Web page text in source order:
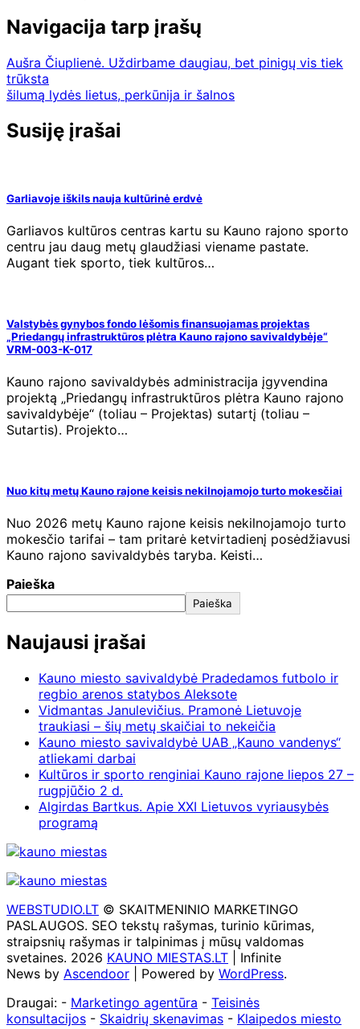
Navigacija tarp įrašų
Aušra Čiuplienė. Uždirbame daugiau, bet pinigų vis tiek
trūksta
šilumą lydės lietus, perkūnija ir šalnos
Susiję įrašai
Garliavoje iškils nauja kultūrinė erdvė
Garliavos kultūros centras kartu su Kauno rajono sporto
centru jau daug metų glaudžiasi viename pastate.
Augant tiek sporto, tiek kultūros…
Valstybės gynybos fondo lėšomis finansuojamas projektas
„Priedangų infrastruktūros plėtra Kauno rajono savivaldybėje“
VRM-003-K-017
Kauno rajono savivaldybės administracija įgyvendina
projektą „Priedangų infrastruktūros plėtra Kauno rajono
savivaldybėje“ (toliau – Projektas) sutartį (toliau –
Sutartis). Projekto…
Nuo kitų metų Kauno rajone keisis nekilnojamojo turto mokesčiai
Nuo 2026 metų Kauno rajone keisis nekilnojamojo turto
mokesčio tarifai – tam pritarė ketvirtadienį posėdžiavusi
Kauno rajono savivaldybės taryba. Keisti…
Paieška
Paieška
Naujausi įrašai
Kauno miesto savivaldybė Pradedamos futbolo ir
regbio arenos statybos Aleksote
Vidmantas Janulevičius. Pramonė Lietuvoje
traukiasi – šių metų skaičiai to nekeičia
Kauno miesto savivaldybė UAB „Kauno vandenys“
atliekami darbai
Kultūros ir sporto renginiai Kauno rajone liepos 27 –
rugpjūčio 2 d.
Algirdas Bartkus. Apie XXI Lietuvos vyriausybės
programą
WEBSTUDIO.LT © SKAITMENINIO MARKETINGO
PASLAUGOS. SEO tekstų rašymas, turinio kūrimas,
straipsnių rašymas ir talpinimas į mūsų valdomas
svetaines. 2026 KAUNO MIESTAS.LT | Infinite
News by Ascendoor | Powered by WordPress.
Draugai: - Marketingo agentūra - Teisinės
konsultacijos - Skaidrių skenavimas - Klaipedos miesto